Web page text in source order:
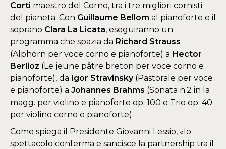
Corti maestro del Corno, tra i tre migliori cornisti
del pianeta. Con Guillaume Bellom al pianoforte e il
soprano Clara La Licata, eseguiranno un
programma che spazia da Richard Strauss
(Alphorn per voce corno e pianoforte) a Hector
Berlioz (Le jeune pâtre breton per voce corno e
pianoforte), da Igor Stravinsky(Pastorale per voce
e pianoforte) a Johannes Brahms (Sonata n.2 in la
magg. per violino e pianoforte op. 100 e Trio op. 40
per violino corno e pianoforte).
Come spiega il Presidente Giovanni Lessio, «lo
spettacolo conferma e sancisce la partnership tra il